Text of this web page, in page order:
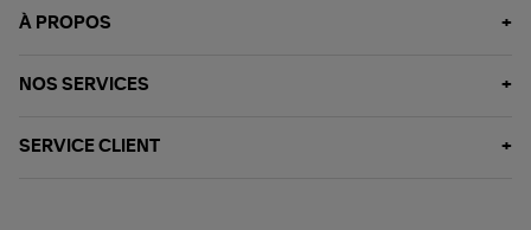
À PROPOS
NOS SERVICES
SERVICE CLIENT